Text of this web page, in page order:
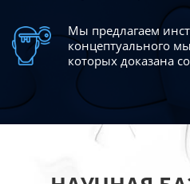
Мы предлагаем
концептуального
которых доказана